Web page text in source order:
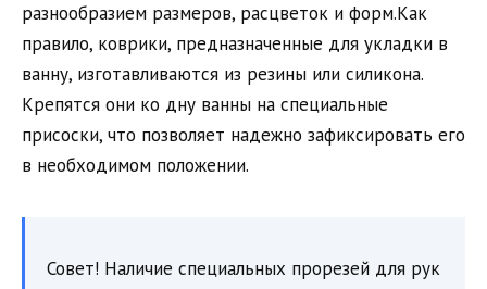
разнообразием размеров, расцветок и форм.Как
правило, коврики, предназначенные для укладки в
ванну, изготавливаются из резины или силикона.
Крепятся они ко дну ванны на специальные
присоски, что позволяет надежно зафиксировать его
в необходимом положении.
Совет! Наличие специальных прорезей для рук